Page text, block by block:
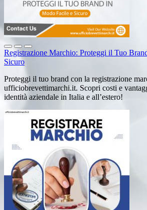
Registrazione Marchio: Proteggi il Tuo
Sicuro
Proteggi il tuo brand con la registrazione
ufficiobrevettimarchi.it. Scopri costi e
identità aziendale in Italia e all’estero!